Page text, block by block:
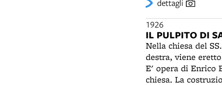
decorazione
insegnante di
attivo nelle chiese
fatto di lui un
anch'egli imolese,
Domenico.
dettagli
1926
IL PULPITO DI
Nella chiesa del
destra, viene
E' opera di Enrico
chiesa. La